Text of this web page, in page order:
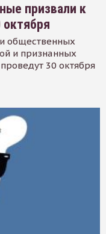
призвали к
общественных
и признанных
30 октября